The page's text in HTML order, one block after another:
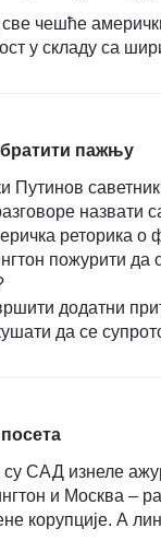
чешће
у складу са
пажњу
Путинoв
назвати
реторика о
пожурити
додатни
да се
су САД изнеле
и Москва –
корупције. А